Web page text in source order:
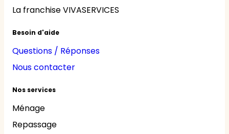
La franchise VIVASERVICES
Besoin d'aide
Questions / Réponses
Nous contacter
Nos services
Ménage
Repassage